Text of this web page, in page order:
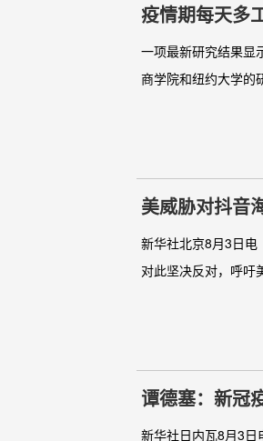
疫情期每天多
一项最新研究结果显
商学院和纽约大学的
美威胁对抖音
新华社北京8月3日电
对此坚决反对，呼吁
谭德塞：新冠
新华社日内瓦8月3日